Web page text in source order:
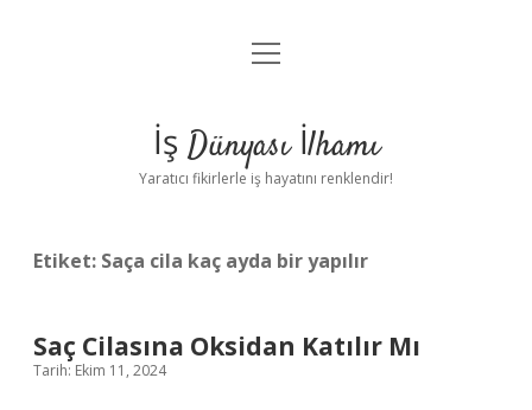
Anasayfa
Yasal Uyarı
menüyü
İş Dünyası İlhamı
Yaratıcı fikirlerle iş hayatını renklendir!
Etiket: Saça cila kaç ayda bir yapılır
Saç Cilasına Oksidan Katılır Mı
Tarih: Ekim 11, 2024